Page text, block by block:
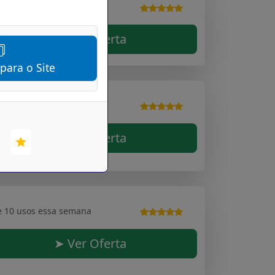
➤ Ver Oferta
10 usos essa semana
➤ Ver Oferta
10 usos essa semana
➤ Ver Oferta
o Site